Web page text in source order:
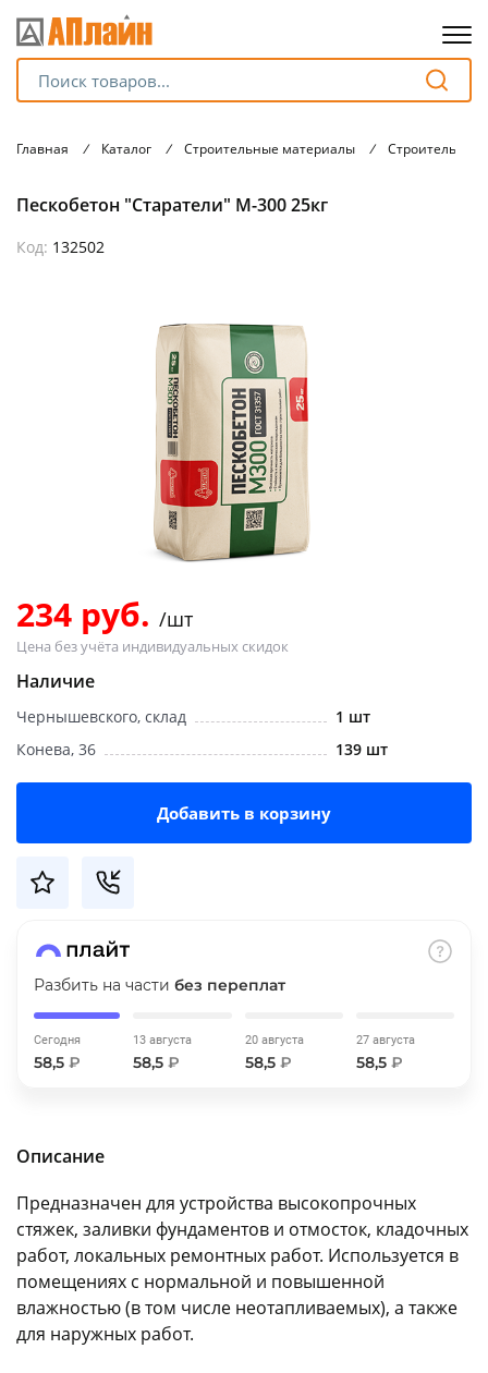
Главная / Каталог / Строительные материалы / Строительные
Пескобетон "Старатели" М-300 25кг
Код: 132502
234 руб. /шт
Цена без учёта индивидуальных скидок
Наличие
Чернышевского, склад
1 шт
Конева, 36
139 шт
Добавить в корзину
Разбить на части без переплат
Сегодня
58,5 ₽
13 августа
58,5₽
20 августа
58,5 ₽
27 августа
58,5 ₽
Описание
Предназначен для устройства высокопрочных
стяжек, заливки фундаментов и отмосток, кладочных
работ, локальных ремонтных работ. Используется в
помещениях с нормальной и повышенной
влажностью (в том числе неотапливаемых), а также
для наружных работ.
оплатуна части
без переплат
График платежей
Добавляйте товары
в корзину
Оплачивайте сегодня только
25% картой любого банка
Получайте товар
выбранный способом
Оставшиеся75% будут
списыватьсяс вашей карты
по25
об оплате Плайтом
недели